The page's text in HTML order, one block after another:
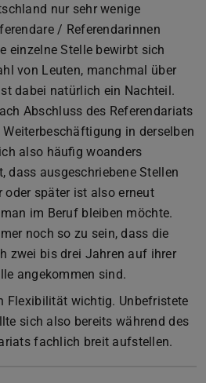
nur sehr wenige
/ Referendarinnen
einzelne Stelle bewirbt sich
von Leuten, manchmal über
dabei natürlich ein Nachteil.
Abschluss des Referendariats
in derselben
also häufig woanders
dass ausgeschriebene Stellen
später ist also erneut
im Beruf bleiben möchte.
noch so zu sein, dass die
zwei bis drei Jahren auf ihrer
angekommen sind.
Flexibilität wichtig. Unbefristete
sich also bereits während des
fachlich breit aufstellen.